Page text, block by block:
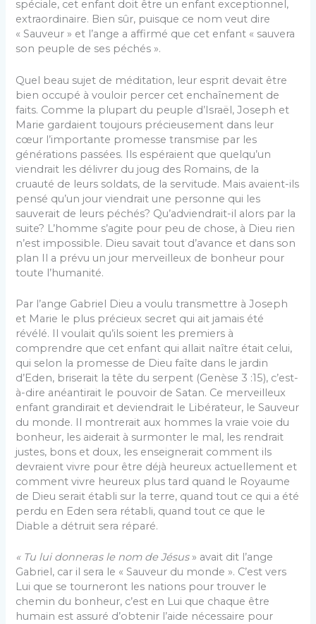
spéciale, cet enfant doit être un enfant exceptionnel,
extraordinaire. Bien sûr, puisque ce nom veut dire
« Sauveur » et l’ange a affirmé que cet enfant « sauvera
son peuple de ses péchés ».
Quel beau sujet de méditation, leur esprit devait être
bien occupé à vouloir percer cet enchaînement de
faits. Comme la plupart du peuple d’Israël, Joseph et
Marie gardaient toujours précieusement dans leur
cœur l’importante promesse transmise par les
générations passées. Ils espéraient que quelqu’un
viendrait les délivrer du joug des Romains, de la
cruauté de leurs soldats, de la servitude. Mais avaient-ils
pensé qu’un jour viendrait une personne qui les
sauverait de leurs péchés? Qu’adviendrait-il alors par la
suite? L’homme s’agite pour peu de chose, à Dieu rien
n’est impossible. Dieu savait tout d’avance et dans son
plan Il a prévu un jour merveilleux de bonheur pour
toute l’humanité.
Par l’ange Gabriel Dieu a voulu transmettre à Joseph
et Marie le plus précieux secret qui ait jamais été
révélé. Il voulait qu’ils soient les premiers à
comprendre que cet enfant qui allait naître était celui,
qui selon la promesse de Dieu faîte dans le jardin
d’Eden, briserait la tête du serpent (Genèse 3 :15), c’est-
à-dire anéantirait le pouvoir de Satan. Ce merveilleux
enfant grandirait et deviendrait le Libérateur, le Sauveur
du monde. Il montrerait aux hommes la vraie voie du
bonheur, les aiderait à surmonter le mal, les rendrait
justes, bons et doux, les enseignerait comment ils
devraient vivre pour être déjà heureux actuellement et
comment vivre heureux plus tard quand le Royaume
de Dieu serait établi sur la terre, quand tout ce qui a été
perdu en Eden sera rétabli, quand tout ce que le
Diable a détruit sera réparé.
« Tu lui donneras le nom de Jésus» avait dit l’ange
Gabriel, car il sera le « Sauveur du monde ». C’est vers
Lui que se tourneront les nations pour trouver le
chemin du bonheur, c’est en Lui que chaque être
humain est assuré d’obtenir l’aide nécessaire pour